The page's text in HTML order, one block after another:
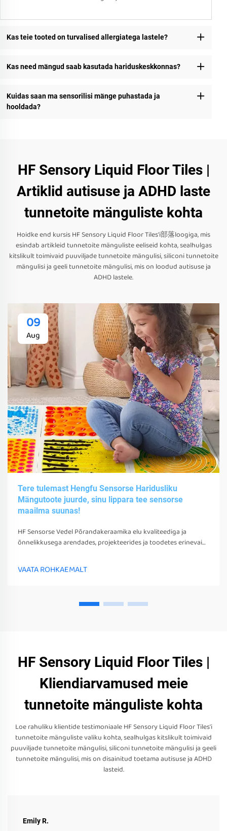
Kas teie tooted on turvalised allergiatega lastele?
Kas need mängud saab kasutada hariduskeskkonnas?
Kuidas saan ma sensorilisi mänge puhastada ja
hooldada?
HF Sensory Liquid Floor Tiles |
Artiklid autisuse ja ADHD laste
tunnetoite mänguliste kohta
Hoidke end kursis HF Sensory Liquid Floor Tiles'i部落loogiga, mis
esindab artikleid tunnetoite mänguliste eeliseid kohta, sealhulgas
kitslikult toimivaid puuviljade tunnetoite mängulisi, siliconi tunnetoite
mängulisi ja geeli tunnetoite mängulisi, mis on loodud autisuse ja
ADHD lastele.
09
Aug
Tere tulemast Hengfu Sensorse Haridusliku
Mängutoote juurde, sinu lippara tee sensorse
maailma suunas!
HF Sensorse Vedel Põrandakeraamika elu kvaliteediga ja
õnnelikkusega arendades, projekteerides ja toodetes erinevaid
tunneid
VAATA ROHKAEMALT
HF Sensory Liquid Floor Tiles |
Kliendiarvamused meie
tunnetoite mänguliste kohta
Loe rahuliku klientide testimoniaale HF Sensory Liquid Floor Tiles'i
tunnetoite mänguliste valiku kohta, sealhulgas kitslikult toimivaid
puuviljade tunnetoite mängulisi, siliconi tunnetoite mängulisi ja geeli
tunnetoite mängulisi, mis on disainitud toetama autisuse ja ADHD
lasteid.
Emily R.